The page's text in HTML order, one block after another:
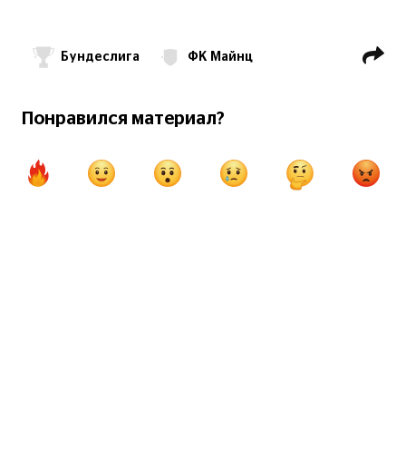
Бундеслига ФК Майнц
ФК Байер Леверкузен
ФК Боруссия Менхенгладбах
Понравился материал?